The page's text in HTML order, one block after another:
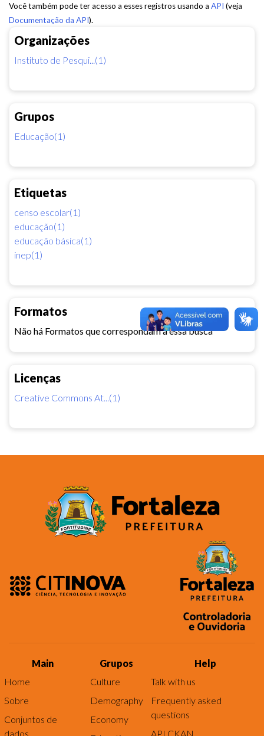
Organizações
Instituto de Pesqui...(1)
Grupos
Educação(1)
Etiquetas
censo escolar(1)
educação(1)
educação básica(1)
inep(1)
Formatos
Não há Formatos que correspondam a essa busca
Licenças
Creative Commons At...(1)
Você também pode ter acesso a esses registros usando a API (veja
Documentação da API).
Main
Home
Sobre
Conjuntos de
dados
Grupos
Culture
Demography
Economy
Help
Talk with us
Frequently asked
questions
API CKAN